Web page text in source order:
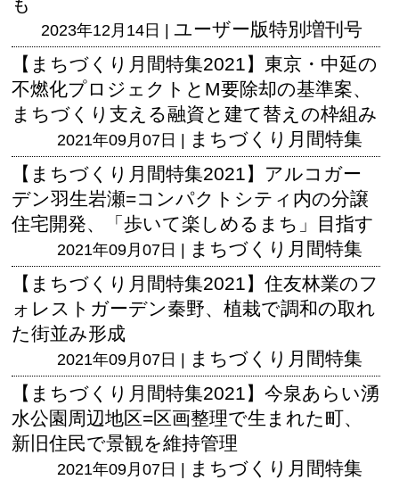
2023年12月14日 | ユーザー版特別増刊号
【まちづくり月間特集2021】東京・中延の
不燃化プロジェクトとM要除却の基準案、
まちづくり支える融資と建て替えの枠組み
2021年09月07日 | まちづくり月間特集
【まちづくり月間特集2021】アルコガー
デン羽生岩瀬=コンパクトシティ内の分譲
住宅開発、「歩いて楽しめるまち」目指す
2021年09月07日 | まちづくり月間特集
【まちづくり月間特集2021】住友林業のフ
ォレストガーデン秦野、植栽で調和の取れ
た街並み形成
2021年09月07日 | まちづくり月間特集
【まちづくり月間特集2021】今泉あらい湧
水公園周辺地区=区画整理で生まれた町、
新旧住民で景観を維持管理
2021年09月07日 | まちづくり月間特集